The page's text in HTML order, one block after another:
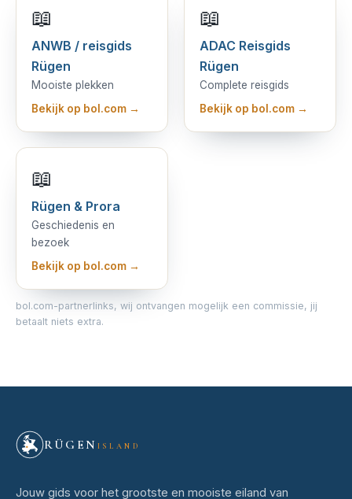
📖
ANWB / reisgids
Rügen
Mooiste plekken
Bekijk op bol.com →
📖
ADAC Reisgids
Rügen
Complete reisgids
Bekijk op bol.com →
📖
Rügen & Prora
Geschiedenis en
bezoek
Bekijk op bol.com →
bol.com-partnerlinks, wij ontvangen mogelijk een commissie, jij
betaalt niets extra.
RÜGEN ISLAND
Jouw gids voor het grootste en mooiste eiland van